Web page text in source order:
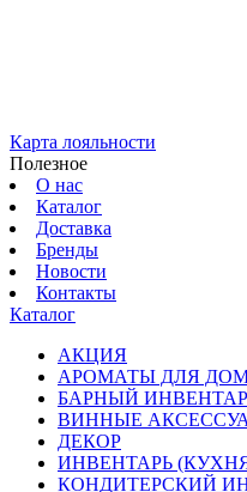
Карта лояльности
Полезное
О нас
Каталог
Доставка
Бренды
Новости
Контакты
Каталог
АКЦИЯ
АРОМАТЫ ДЛЯ
БАРНЫЙ
ВИННЫЕ
ДЕКОР
ИНВЕНТАРЬ
КОНДИТЕРСКИЙ